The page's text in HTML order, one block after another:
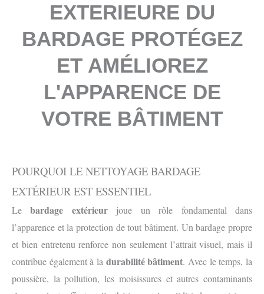
EXTERIEURE DU
BARDAGE PROTÉGEZ
ET AMÉLIOREZ
L'APPARENCE DE
VOTRE BÂTIMENT
POURQUOI LE NETTOYAGE BARDAGE
EXTÉRIEUR EST ESSENTIEL
Lebardage extérieurjoue un rôle fondamental dans
l’apparence et la protection de tout bâtiment. Un bardage propre
et bien entretenu renforce non seulement l’attrait visuel, mais il
contribue également à la durabilité bâtiment. Avec le temps, la
poussière, la pollution, les moisissures et autres contaminants